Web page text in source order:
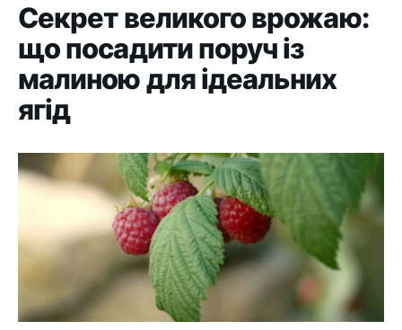
Секрет великого врожаю:
що посадити поруч із
малиною для ідеальних
ягід